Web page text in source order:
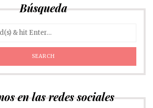
Búsqueda
en las redes sociales